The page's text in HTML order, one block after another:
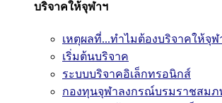
บริจาคให้จุฬาฯ
เหตุผลที่...ทำไมต้องบริจาคให้จุฬ
เริ่มต้นบริจาค
ระบบบริจาคอิเล็กทรอนิกส์
กองทุนจุฬาลงกรณ์บรมราชสมภ